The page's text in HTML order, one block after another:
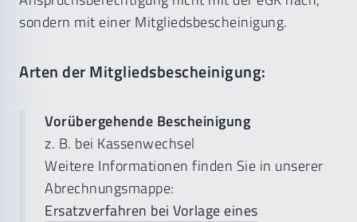
sondern mit einer Mitgliedsbescheinigung.
Arten der Mitgliedsbescheinigung:
Vorübergehende Bescheinigung
z. B. bei Kassenwechsel
Weitere Informationen finden Sie in unserer
Abrechnungsmappe:
Ersatzverfahren bei Vorlage eines